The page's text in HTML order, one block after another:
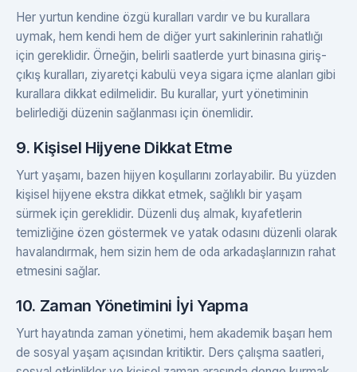
Her yurtun kendine özgü kuralları vardır ve bu kurallara
uymak, hem kendi hem de diğer yurt sakinlerinin rahatlığı
için gereklidir. Örneğin, belirli saatlerde yurt binasına giriş-
çıkış kuralları, ziyaretçi kabulü veya sigara içme alanları gibi
kurallara dikkat edilmelidir. Bu kurallar, yurt yönetiminin
belirlediği düzenin sağlanması için önemlidir.
9. Kişisel Hijyene Dikkat Etme
Yurt yaşamı, bazen hijyen koşullarını zorlayabilir. Bu yüzden
kişisel hijyene ekstra dikkat etmek, sağlıklı bir yaşam
sürmek için gereklidir. Düzenli duş almak, kıyafetlerin
temizliğine özen göstermek ve yatak odasını düzenli olarak
havalandırmak, hem sizin hem de oda arkadaşlarınızın rahat
etmesini sağlar.
10. Zaman Yönetimini İyi Yapma
Yurt hayatında zaman yönetimi, hem akademik başarı hem
de sosyal yaşam açısından kritiktir. Ders çalışma saatleri,